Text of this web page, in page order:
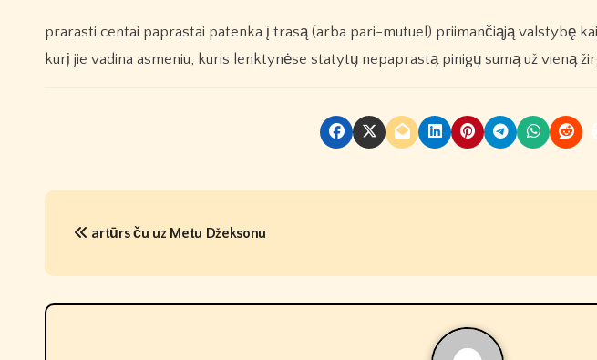
prarasti centai paprastai patenka į trasą (arba pari-mutuel) priimančiąją valstybę
kurį jie vadina asmeniu, kuris lenktynėse statytų nepaprastą pinigų sumą už vieną
P
s
t
artūrs ču uz Metu Džeksonu